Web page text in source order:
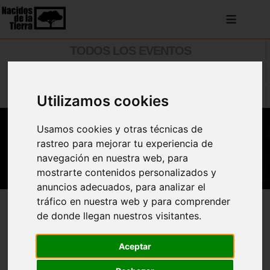
Utilizamos cookies
Usamos cookies y otras técnicas de
rastreo para mejorar tu experiencia de
navegación en nuestra web, para
mostrarte contenidos personalizados y
anuncios adecuados, para analizar el
tráfico en nuestra web y para comprender
de donde llegan nuestros visitantes.
Aceptar
≡
TALLERES Y CURSOS
Añadir al Calendario
Acto de lectura de manifiesto